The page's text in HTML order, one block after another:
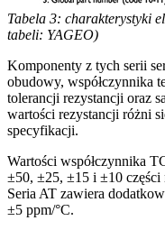
Tabela 3: charakterystyki
tabeli: YAGEO)
Komponenty z tych serii
obudowy, współczynnika
tolerancji rezystancji oraz
wartości rezystancji różni
specyfikacji.
Wartości współczynnika
±50, ±25, ±15 i ±10 części
Seria AT zawiera
±5 ppm/°C.